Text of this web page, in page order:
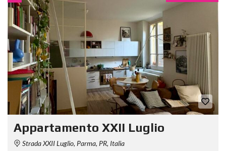
Appartamento XXII Luglio
Strada XXII Luglio, Parma, PR, Italia